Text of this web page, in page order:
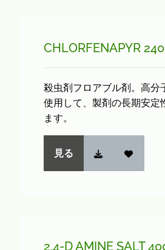
CHLORFENAPYR
殺虫剤フロアブル剤。高分
使用して、製剤の長期安定
ます。
見る
2,4-D AMINE SALT